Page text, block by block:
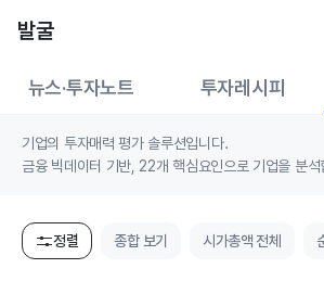
발굴
뉴스·투자노트 투자레시피
기업의 투자매력 평가 솔루션입니다.
금융 빅데이터 기반, 22개 핵심요인으로 기업을 분석
정렬 종합 보기 시가총액 전체